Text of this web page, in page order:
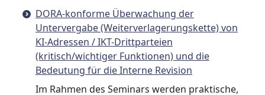
DORA-konforme Überwachung der
Untervergabe (Weiterverlagerungskette) von
KI-Adressen / IKT-Drittparteien
(kritisch/wichtiger Funktionen) und die
Bedeutung für die Interne Revision
Im Rahmen des Seminars werden praktische,